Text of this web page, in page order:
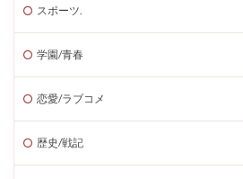
スポーツ.
学園/青春
恋愛/ラブコメ
歴史/戦記